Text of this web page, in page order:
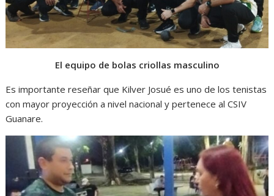
El equipo de bolas criollas masculino
Es importante reseñar que Kilver Josué es uno de los tenistas
con mayor proyección a nivel nacional y pertenece al CSIV
Guanare.